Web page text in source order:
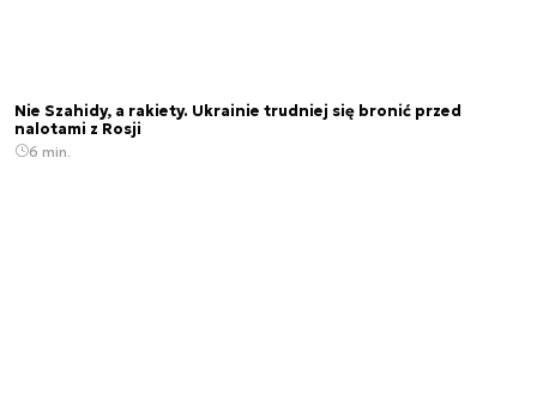
Nie Szahidy, a rakiety. Ukrainie trudniej się bronić przed
nalotami z Rosji
6 min.